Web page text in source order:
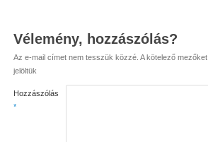
Vélemény, hozzászólás?
Az e-mail címet nem tesszük közzé. A kötelező mezőket
jelöltük
Hozzászólás
*